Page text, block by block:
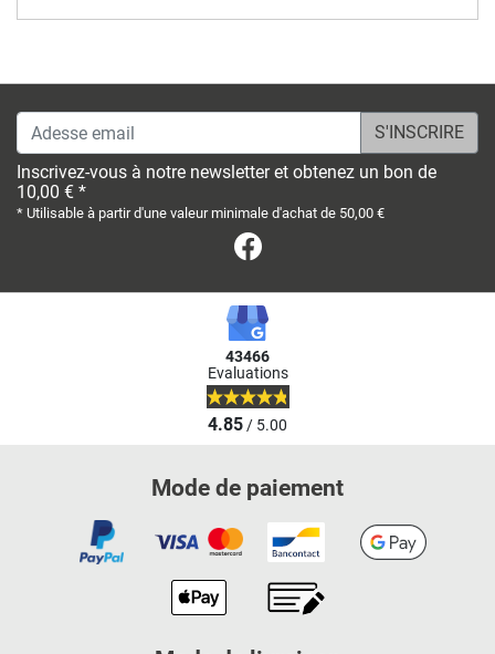
Adesse email
Inscrivez-vous à notre newsletter et obtenez un bon de
10,00 € *
* Utilisable à partir d'une valeur minimale d'achat de 50,00 €
43466
Evaluations
4.85/ 5.00
Mode de paiement